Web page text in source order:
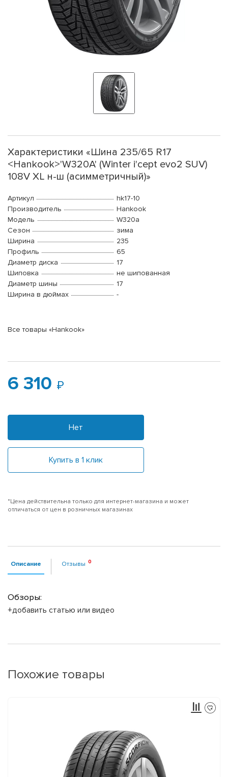
Характеристики «Шина 235/65 R17
<Hankook>'W320A' (Winter i'cept evo2 SUV)
108V XL н-ш (асимметричный)»
Артикул
hk17-10
Производитель
Hankook
Модель
W320a
Сезон
зима
Ширина
235
Профиль
65
Диаметр диска
17
Шиповка
не шипованная
Диаметр шины
17
Ширина в дюймах
-
Все товары «Hankook»
6 310
Нет
Купить в 1 клик
*Цена действительна только для интернет-магазина и может
отличаться от цен в розничных магазинах
Описание Отзывы
Обзоры:
+добавить статью или видео
Похожие товары